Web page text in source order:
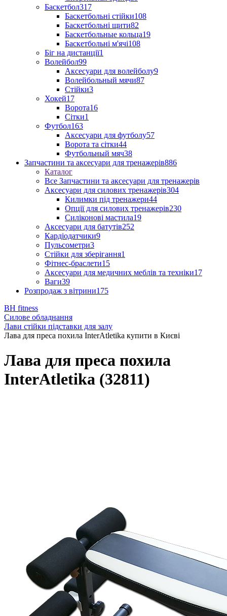
Баскетбол317
Баскетбольні стійки108
Баскетбольні щити82
Баскетбольные кольца19
Баскетбольні м'ячі108
Біг на дистанції1
Волейбол99
Аксесуари для волейболу9
Волейбольный мячи87
Стійки3
Хокей17
Ворота16
Сітки1
Футбол163
Аксесуари для футболу57
Ворота та сітки44
Футбольный мяч38
Запчастини та аксесуари для тренажерів886
Каталог
Все Запчастини та аксесуари для тренажерів
Аксесуари для силових тренажерів304
Килимки під тренажери44
Опції для силових тренажерів230
Силіконові мастила19
Аксесуари для батутів252
Кардіодатчики9
Пульсометри3
Стійки для зберігання1
Фітнес-браслети15
Аксесуари для медичних меблів та техніки17
Ваги39
Розпродаж з вітрини175
BH fitness
Силове обладнання
Лави стійки підставки для залу
Лава для преса похила InterAtletika купити в Києві
Лава для преса похила
InterAtletika (32811)